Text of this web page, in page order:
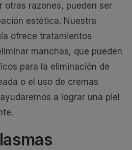
otras razones, pueden ser
estética. Nuestra
ofrece tratamientos
manchas, que pueden
para la eliminación de
o el uso de cremas
a lograr una piel